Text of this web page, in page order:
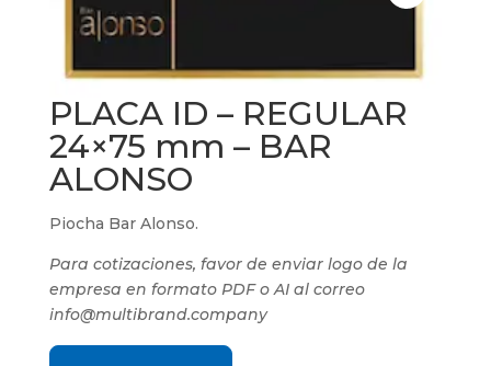
PLACA ID – REGULAR
24×75 mm – BAR
ALONSO
Piocha Bar Alonso.
Para cotizaciones, favor de enviar logo de la
empresa en formato PDF o AI al correo
info@multibrand.company